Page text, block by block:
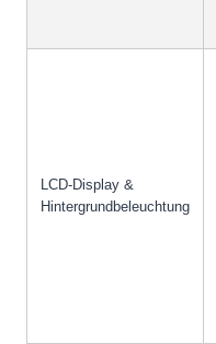
LCD-Display &
Hintergrundbeleuchtung